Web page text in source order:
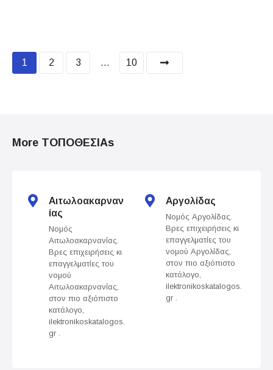
P
t
1 2 3 … 10
More ΤΟΠΟΘΕΣΙΑs
Αιτωλοακαρναν
ίας
Νομός
Αιτωλοακαρνανίας.
Βρες επιχειρήσεις κι
επαγγελματίες του
νομού
Αιτωλοακαρνανίας,
στον πιο αξιόπιστο
κατάλογο,
ilektronikoskatalogos.
gr .
Αργολίδας
Νομός Αργολίδας.
Βρες επιχειρήσεις κι
επαγγελματίες του
νομού Αργολίδας,
στον πιο αξιόπιστο
κατάλογο,
ilektronikoskatalogos.
gr .